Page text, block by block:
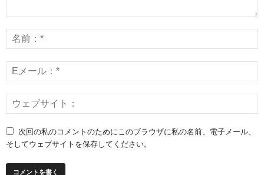
次回の私のコメントのためにこのブラウザに私の名前、電子メール、
そしてウェブサイトを保存してください。